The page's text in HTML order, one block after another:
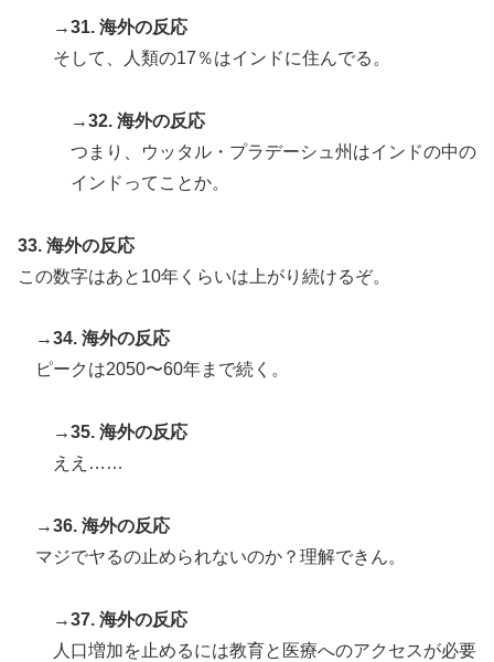
→31. 海外の反応
そして、人類の17％はインドに住んでる。
→32. 海外の反応
つまり、ウッタル・プラデーシュ州はインドの中の
インドってことか。
33. 海外の反応
この数字はあと10年くらいは上がり続けるぞ。
→34. 海外の反応
ピークは2050〜60年まで続く。
→35. 海外の反応
ええ……
→36. 海外の反応
マジでヤるの止められないのか？理解できん。
→37. 海外の反応
人口増加を止めるには教育と医療へのアクセスが必要